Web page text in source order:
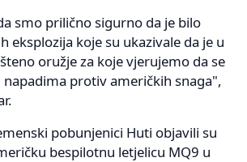
smo prilično sigurno da je bilo
eksplozija koje su ukazivale da je u
oružje za koje vjerujemo da se
protiv američkih snaga",
pobunjenici Huti objavili su
bespilotnu letjelicu MQ9 u